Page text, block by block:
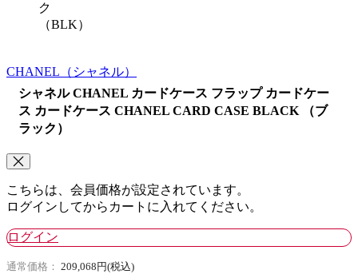
ク
（BLK）
CHANEL （シャネル）
シャネル CHANEL カードケース フラップ カードケー
ス カードケース CHANEL CARD CASE BLACK （ブ
ラック）
こちらは、会員価格が設定されています。
ログインしてからカートに入れてください。
ログイン
通常価格： 209,068円(税込)